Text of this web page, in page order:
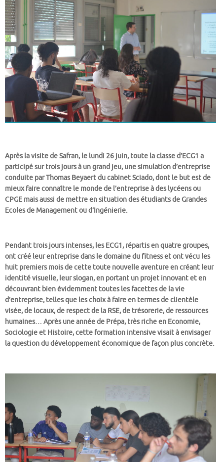
Après la visite de Safran, le lundi 26 juin, toute la classe d’ECG1 a
participé sur trois jours à un grand jeu, une simulation d’entreprise
conduite par Thomas Beyaert du cabinet Sciado, dont le but est de
mieux faire connaître le monde de l’entreprise à des lycéens ou
CPGE mais aussi de mettre en situation des étudiants de Grandes
Ecoles de Management ou d’Ingénierie.
Pendant trois jours intenses, les ECG1, répartis en quatre groupes,
ont créé leur entreprise dans le domaine du fitness et ont vécu les
huit premiers mois de cette toute nouvelle aventure en créant leur
identité visuelle, leur slogan, en portant un projet innovant et en
découvrant bien évidemment toutes les facettes de la vie
d’entreprise, telles que les choix à faire en termes de clientèle
visée, de locaux, de respect de la RSE, de trésorerie, de ressources
humaines… Après une année de Prépa, très riche en Economie,
Sociologie et Histoire, cette formation intensive visait à envisager
la question du développement économique de façon plus concrète.